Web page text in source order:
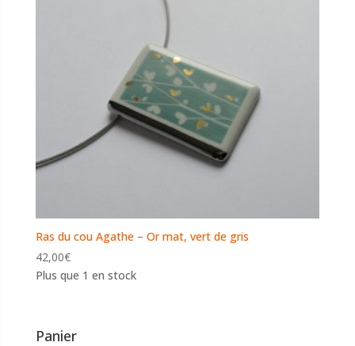
Ras du cou Agathe – Or mat, vert de gris
42,00€
Plus que 1 en stock
Panier